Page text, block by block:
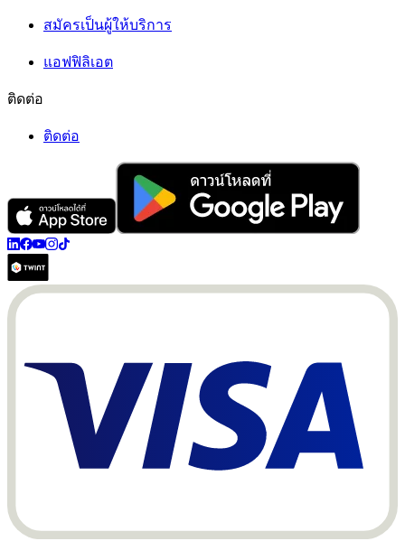
สมัครเป็นผู้ให้บริการ
แอฟฟิลิเอต
ติดต่อ
ติดต่อ